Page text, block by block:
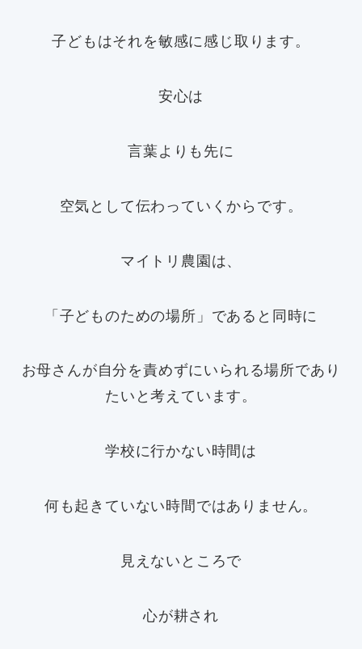
子どもはそれを敏感に感じ取ります。
安心は
言葉よりも先に
空気として伝わっていくからです。
マイトリ農園は、
「子どものための場所」であると同時に
お母さんが自分を責めずにいられる場所であり
たいと考えています。
学校に行かない時間は
何も起きていない時間ではありません。
見えないところで
心が耕され